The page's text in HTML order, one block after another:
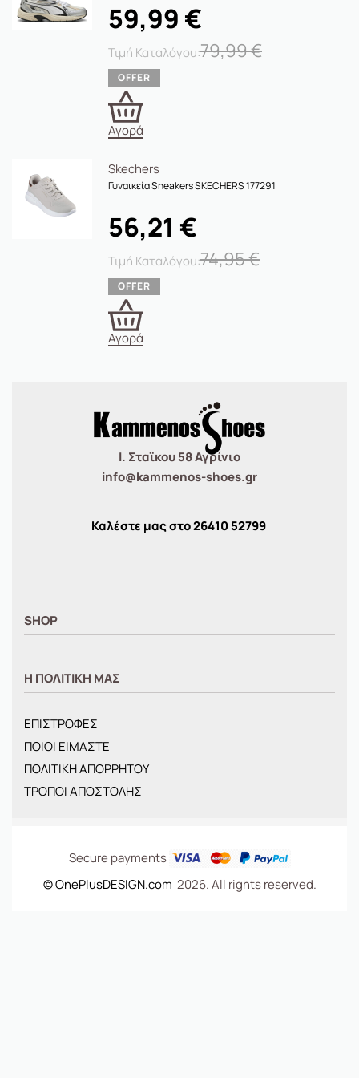
Extra Λεπτομέρειες
• Δέσιμο με κορδόνια 79,99€
59,99 €
Αγορά
Skechers
Γυναικεία Sneakers SKECHERS 177291
74,95€
56,21 €
Αγορά
Ι. Σταϊκου 58 Αγρίνιο
info@kammenos-shoes.gr
Καλέστε μας στο26410 52799
SHOP
ΓΥΝΑΙΚΕΙΑ
BRANDS
ΝΕΕΣ ΑΦΙΞΕΙΣ
OFFERS
ΤΣΑΝΤΕΣ
Η ΠΟΛΙΤΙΚΗ ΜΑΣ
ΕΠΙΣΤΡΟΦΕΣ
ΠΟΙΟΙ ΕΙΜΑΣΤΕ
ΠΟΛΙΤΙΚΗ ΑΠΟΡΡΗΤΟΥ
ΤΡΟΠΟΙ ΑΠΟΣΤΟΛΗΣ
Secure payments
© OnePlusDESIGN.com 2026. All rights reserved.